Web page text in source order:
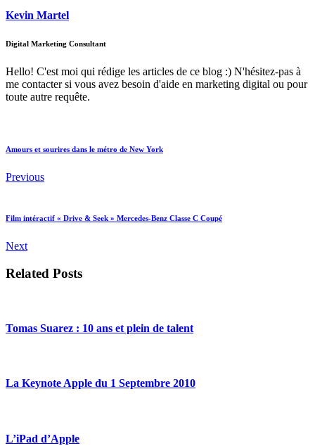
Kevin Martel
Digital Marketing Consultant
Hello! C'est moi qui rédige les articles de ce blog :) N'hésitez-pas à
me contacter si vous avez besoin d'aide en marketing digital ou pour
toute autre requête.
Amours et sourires dans le métro de New York
Previous
Film intéractif « Drive & Seek » Mercedes-Benz Classe C Coupé
Next
Related Posts
Tomas Suarez : 10 ans et plein de talent
La Keynote Apple du 1 Septembre 2010
L’iPad d’Apple